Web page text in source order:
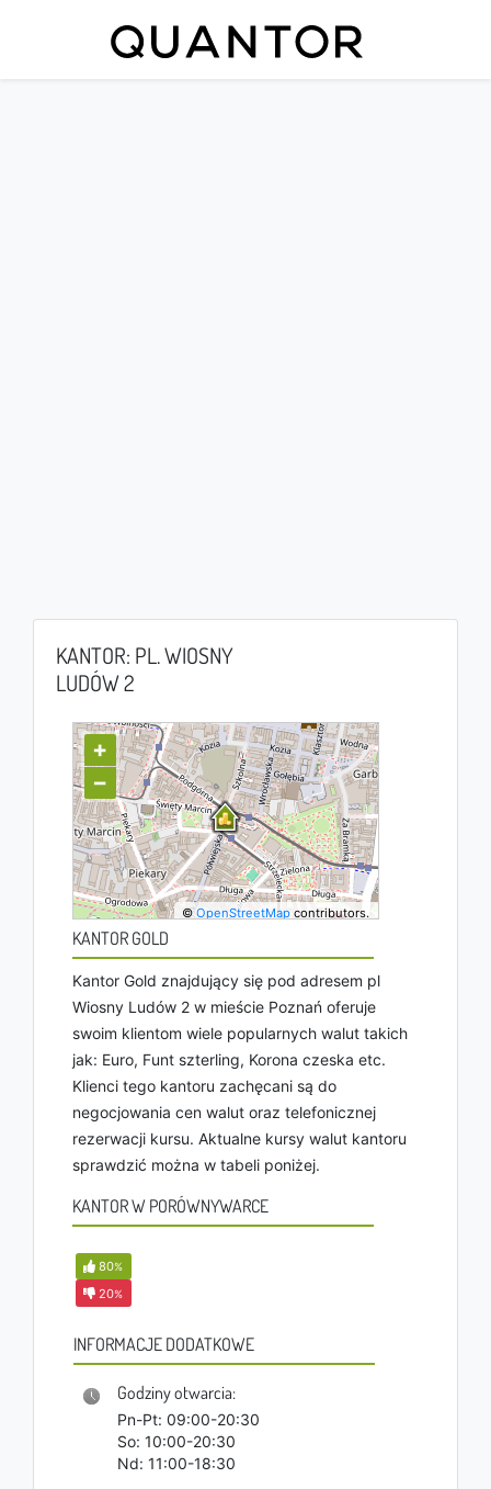
KANTOR: PL. WIOSNY
LUDÓW 2
+
−
©OpenStreetMap contributors.
KANTOR GOLD
Kantor Gold znajdujący się pod adresem pl
Wiosny Ludów 2 w mieście Poznań oferuje
swoim klientom wiele popularnych walut takich
jak: Euro, Funt szterling, Korona czeska etc.
Klienci tego kantoru zachęcani są do
negocjowania cen walut oraz telefonicznej
rezerwacji kursu. Aktualne kursy walut kantoru
sprawdzić można w tabeli poniżej.
KANTOR W PORÓWNYWARCE
80%
20%
INFORMACJE DODATKOWE
Godziny otwarcia:
Pn-Pt: 09:00-20:30
So: 10:00-20:30
Nd: 11:00-18:30